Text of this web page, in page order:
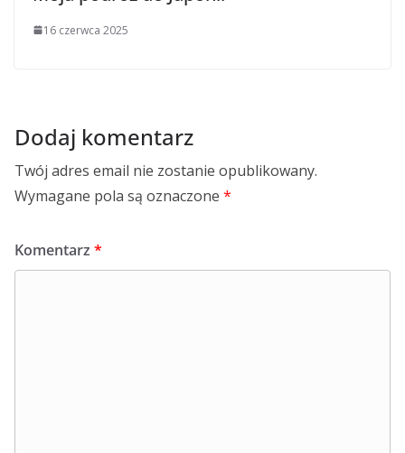
16 czerwca 2025
Dodaj komentarz
Twój adres email nie zostanie opublikowany.
Wymagane pola są oznaczone *
Komentarz *